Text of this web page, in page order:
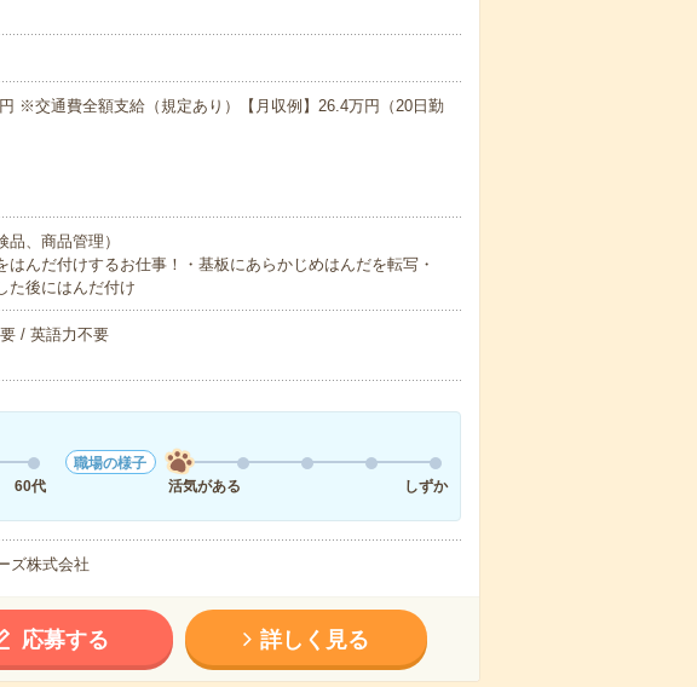
※交通費全額支給（規定あり）【月収例】26.4万円（20日勤
、商品管理）
はんだ付けするお仕事！・基板にあらかじめはんだを転写・
た後にはんだ付け
/ 英語力不要
60代
職場の様子
活気がある
しずか
ズ株式会社
応募する 詳しく見る